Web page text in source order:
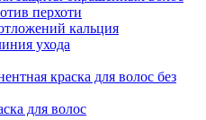
перхоти
кальция
ухода
краска для волос без
для волос